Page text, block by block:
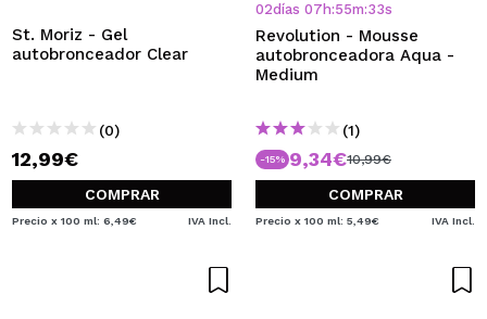
St. Moriz - Gel
autobronceador Clear
(0)
12,99€
COMPRAR
Precio x 100 ml: 6,49€ IVA Incl.
02días 07 h:55m:32s
Revolution - Mousse
autobronceadora Aqua -
Medium
(1)
-15% 9,34€10,99€
COMPRAR
Precio x 100 ml: 5,49€ IVA Incl.